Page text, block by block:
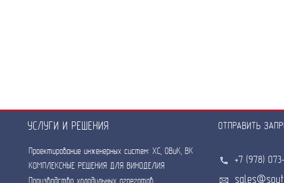
УСЛУГИ И РЕШЕНИЯ ОТПРАВИТЬ
Проектирование инженерных систем: ХС, ОВиК, ВК
КОМПЛЕКСНЫЕ РЕШЕНИЯ ДЛЯ ВИНОДЕЛИЯ
+7 (978)